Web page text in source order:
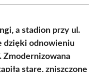
a stadion przy ul.
dzięki odnowieniu
Zmodernizowana
stare, zniszczone